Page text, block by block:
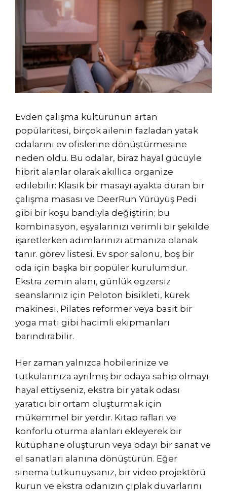
Evden çalışma kültürünün artan
popülaritesi, birçok ailenin fazladan yatak
odalarını ev ofislerine dönüştürmesine
neden oldu. Bu odalar, biraz hayal gücüyle
hibrit alanlar olarak akıllıca organize
edilebilir: Klasik bir masayı ayakta duran bir
çalışma masası ve DeerRun Yürüyüş Pedi
gibi bir koşu bandıyla değiştirin; bu
kombinasyon, eşyalarınızı verimli bir şekilde
işaretlerken adımlarınızı atmanıza olanak
tanır. görev listesi. Ev spor salonu, boş bir
oda için başka bir popüler kurulumdur.
Ekstra zemin alanı, günlük egzersiz
seanslarınız için Peloton bisikleti, kürek
makinesi, Pilates reformer veya basit bir
yoga matı gibi hacimli ekipmanları
barındırabilir.
Her zaman yalnızca hobilerinize ve
tutkularınıza ayrılmış bir odaya sahip olmayı
hayal ettiyseniz, ekstra bir yatak odası
yaratıcı bir ortam oluşturmak için
mükemmel bir yerdir. Kitap rafları ve
konforlu oturma alanları ekleyerek bir
kütüphane oluşturun veya odayı bir sanat ve
el sanatları alanına dönüştürün. Eğer
sinema tutkunuysanız, bir video projektörü
kurun ve ekstra odanızın çıplak duvarlarını